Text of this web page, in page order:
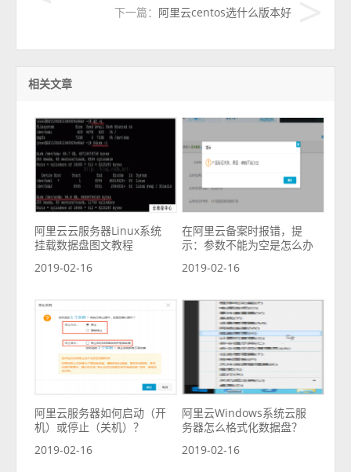
下一篇： 阿里云centos选什么版本好
相关文章
阿里云云服务器Linux系统
挂载数据盘图文教程
2019-02-16
在阿里云备案时报错，提
示：参数不能为空是怎么办
2019-02-16
阿里云服务器如何启动（开
机）或停止（关机）？
2019-02-16
阿里云Windows系统云服
务器怎么格式化数据盘？
2019-02-16